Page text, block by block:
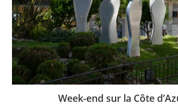
Week-end sur la Côte